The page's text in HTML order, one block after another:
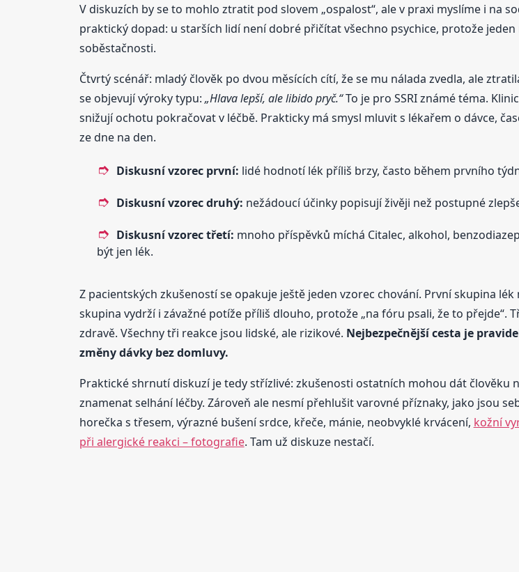
V diskuzích by se to mohlo ztratit pod slovem „ospalost“, ale v praxi myslíme i na
praktický dopad: u starších lidí není dobré přičítat všechno psychice, protože
soběstačnosti.
Čtvrtý scénář: mladý člověk po dvou měsících cítí, že se mu nálada zvedla, ale
se objevují výroky typu: „Hlava lepší, ale libido pryč.“To je pro SSRI známé téma.
snižují ochotu pokračovat v léčbě. Prakticky má smysl mluvit s lékařem o dávce,
ze dne na den.
Diskusní vzorec první: lidé hodnotí lék příliš brzy, často během prvního
Diskusní vzorec druhý: nežádoucí účinky popisují živěji než postupné
Diskusní vzorec třetí: mnoho příspěvků míchá Citalec, alkohol,
být jen lék.
Z pacientských zkušeností se opakuje ještě jeden vzorec chování. První skupina
skupina vydrží i závažné potíže příliš dlouho, protože „na fóru psali, že to přejde“.
zdravě. Všechny tři reakce jsou lidské, ale rizikové. Nejbezpečnější cesta je
změny dávky bez domluvy.
Praktické shrnutí diskuzí je tedy střízlivé: zkušenosti ostatních mohou dát člověku
znamenat selhání léčby. Zároveň ale nesmí přehlušit varovné příznaky, jako jsou
horečka s třesem, výrazné bušení srdce, křeče, mánie, neobvyklé krvácení, kožní
při alergické reakci – fotografie. Tam už diskuze nestačí.